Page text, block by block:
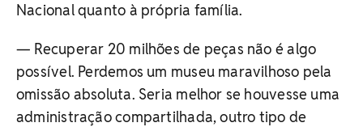
Nacional quanto à própria família.
— Recuperar 20 milhões de peças não é algo
possível. Perdemos um museu maravilhoso pela
omissão absoluta. Seria melhor se houvesse uma
administração compartilhada, outro tipo de